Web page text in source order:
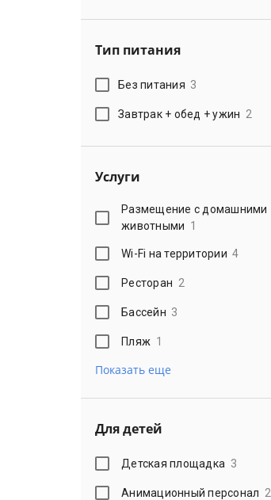
Тип питания
Без питания 3
Завтрак + обед + ужин 2
Услуги
Размещение с домашними
животными 1
Wi-Fi на территории 4
Ресторан 2
Бассейн 3
Пляж 1
Показать еще
Для детей
Детская площадка 3
Анимационный персонал 2